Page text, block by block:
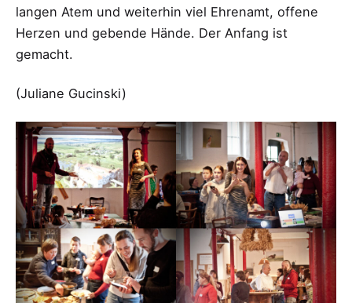
langen Atem und weiterhin viel Ehrenamt, offene
Herzen und gebende Hände. Der Anfang ist
gemacht.
(Juliane Gucinski)